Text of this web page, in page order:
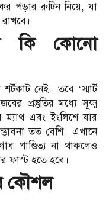
পড়ার রুটিন নিয়ে, যা
কি কোনো
নেই। তবে ‘স্মার্ট
প্রস্তুতির মধ্যে সূক্ষ্ম
ম্যাথ এবং ইংলিশে যার
তত বেশি। এখানে
পাণ্ডিত্য না থাকলেও
ফাস্ট হতে হবে।
কৌশল